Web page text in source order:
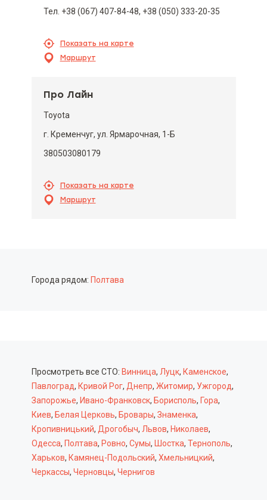
Тел. +38 (067) 407-84-48, +38 (050) 333-20-35
Показать на карте
Маршрут
Про Лайн
Toyota
г. Кременчуг, ул. Ярмарочная, 1-Б
380503080179
Показать на карте
Маршрут
Города рядом: Полтава
Просмотреть все СТО: Винница, Луцк, Каменское,
Павлоград, Кривой Рог, Днепр, Житомир, Ужгород,
Запорожье, Ивано-Франковск, Борисполь, Гора,
Киев, Белая Церковь, Бровары, Знаменка,
Кропивницький, Дрогобыч, Львов, Николаев,
Одесса, Полтава, Ровно, Сумы, Шостка, Тернополь,
Харьков, Камянец-Подольский, Хмельницкий,
Черкассы, Черновцы, Чернигов